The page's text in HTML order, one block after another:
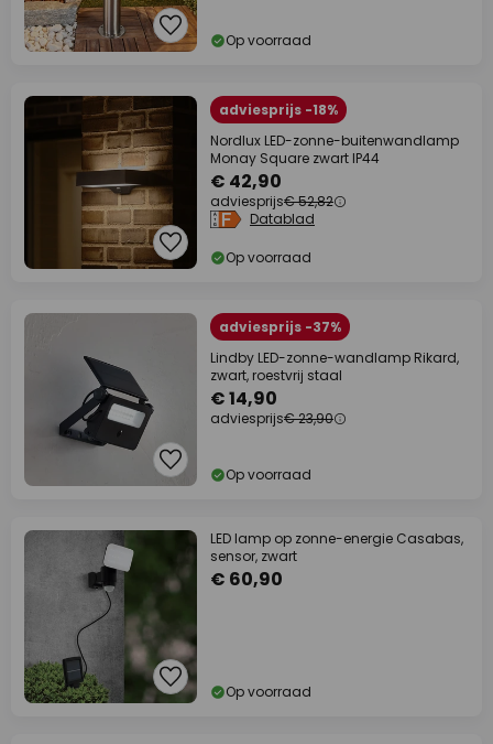
Op voorraad
adviesprijs -18%
Nordlux LED-zonne-buitenwandlamp
Monay Square zwart IP44
€ 42,90
adviesprijs€ 52,82
Datablad
Op voorraad
adviesprijs -37%
Lindby LED-zonne-wandlamp Rikard,
zwart, roestvrij staal
€ 14,90
adviesprijs€ 23,90
Op voorraad
LED lamp op zonne-energie Casabas,
sensor, zwart
€ 60,90
Op voorraad